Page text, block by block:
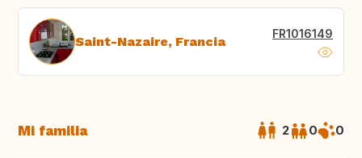
Saint-Nazaire, Francia FR1016149
Mi familia 2 0 0